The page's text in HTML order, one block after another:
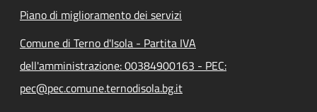
Piano di miglioramento dei servizi
Comune di Terno d'Isola - Partita IVA
dell'amministrazione: 00384900163 - PEC:
pec@pec.comune.ternodisola.bg.it